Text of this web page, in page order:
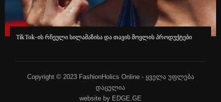
TikTok-ის რჩეული სილამაზისა და თავის მოვლის პროდუქტები
Copyright © 2023 FashionHolics Online - ყველა უფლება
დაცულია
website by EDGE.GE